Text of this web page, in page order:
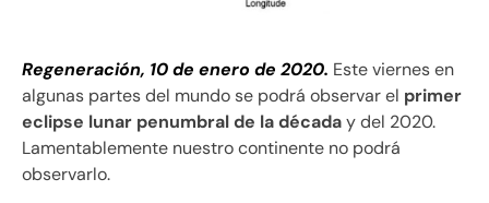
Regeneración, 10 de enero de 2020. Este viernes en
algunas partes del mundo se podrá observar el primer
eclipse lunar penumbral de la décaday del 2020.
Lamentablemente nuestro continente no podrá
observarlo.